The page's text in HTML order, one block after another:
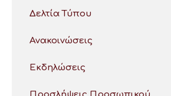
Δελτία Τύπου
Ανακοινώσεις
Εκδηλώσεις